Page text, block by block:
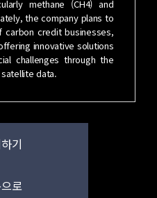
methane (CH4) and
the company plans to
credit businesses,
innovative solutions
challenges through the
data.
기
로